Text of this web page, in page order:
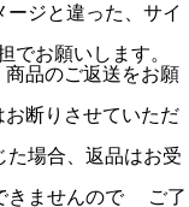
ジと違った、サイ
お願いします。
品のご返送をお願
断りさせていただ
た場合、返品はお受
きませんので ご了